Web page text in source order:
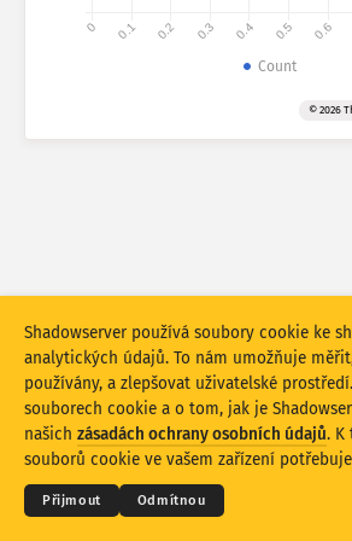
Nápověda
Seskupit podle
Počítat jako
Denní průměr
Stupnice dat
Styl
Automaticky aktualizovat
Aktualizovat
0 0.1 0.2 0.3 0.4 0.5 0.6
Count
© 2026
© 2026THE SHADOWSERVER
Ochrana osobních údajů a
Kontaktujte nás
Shadowserver používá soubory cookie ke
analytických údajů. To nám umožňuje
používány, a zlepšovat uživatelské
souborech cookie a o tom, jak je
našich zásadách ochrany osobních údajů. K
souborů cookie ve vašem zařízení
Přijmout Odmítnou